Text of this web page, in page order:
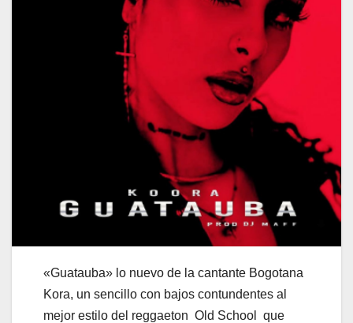
«Guatauba» lo nuevo de la cantante Bogotana
Kora, un sencillo con bajos contundentes al
mejor estilo del reggaeton Old School que